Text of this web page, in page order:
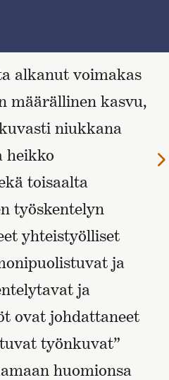
alkanut voimakas
määrällinen kasvu,
niukkana
heikko
toisaalta
työskentelyn
yhteistyölliset
ja
ja
ovat johdattaneet
työnkuvat”
huomionsa